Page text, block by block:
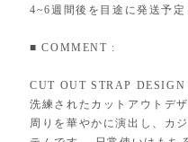
4~6週間後を目途に発送予定
■ COMMENT :
CUT OUT STRAP DESIGN
洗練されたカットアウトデ
周りを華やかに演出し、カ